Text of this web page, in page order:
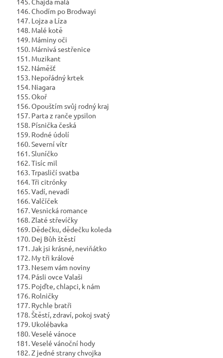
146. Chodím po Brodwayi
147. Lojza a Líza
148. Malé kotě
149. Máminy oči
150. Márnivá sestřenice
151. Muzikant
152. Náměšť
153. Nepořádný krtek
154. Niagara
155. Okoř
156. Opouštím svůj rodný kraj
157. Parta z ranče ypsilon
158. Písnička česká
159. Rodné údolí
160. Severní vítr
161. Sluníčko
162. Tisíc mil
163. Trpasličí svatba
164. Tři citrónky
165. Vadí, nevadí
166. Valčíček
167. Vesnická romance
168. Zlaté střevíčky
169. Dědečku, dědečku koleda
170. Dej Bůh štěstí
171. Jak jsi krásné, neviňátko
172. My tři králové
173. Nesem vám noviny
174. Pásli ovce Valaši
175. Pojďte, chlapci, k nám
176. Rolničky
177. Rychle bratři
178. Štěstí, zdraví, pokoj svatý
179. Ukolébavka
180. Veselé vánoce
181. Veselé vánoční hody
182. Z jedné strany chvojka